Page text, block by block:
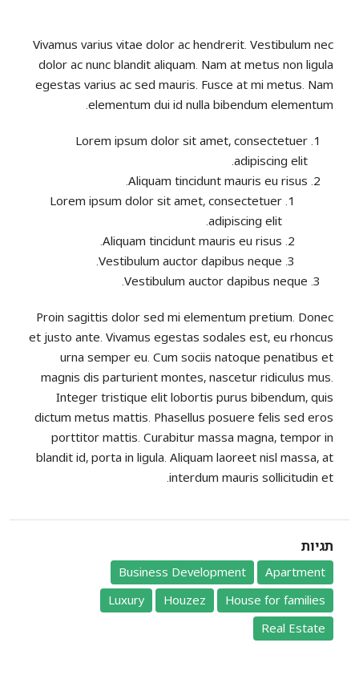
Vivamus varius vitae dolor ac hendrerit. Vestibulum nec
dolor ac nunc blandit aliquam. Nam at metus non ligula
egestas varius ac sed mauris. Fusce at mi metus. Nam
elementum dui id nulla bibendum elementum.
Lorem ipsum dolor sit amet, consectetuer
adipiscing elit.
Aliquam tincidunt mauris eu risus.
Lorem ipsum dolor sit amet, consectetuer
adipiscing elit.
Aliquam tincidunt mauris eu risus.
Vestibulum auctor dapibus neque.
Vestibulum auctor dapibus neque.
Proin sagittis dolor sed mi elementum pretium. Donec
et justo ante. Vivamus egestas sodales est, eu rhoncus
urna semper eu. Cum sociis natoque penatibus et
magnis dis parturient montes, nascetur ridiculus mus.
Integer tristique elit lobortis purus bibendum, quis
dictum metus mattis. Phasellus posuere felis sed eros
porttitor mattis. Curabitur massa magna, tempor in
blandit id, porta in ligula. Aliquam laoreet nisl massa, at
interdum mauris sollicitudin et.
תגיות
Apartment
Business Development
House for families
Houzez
Luxury
Real Estate